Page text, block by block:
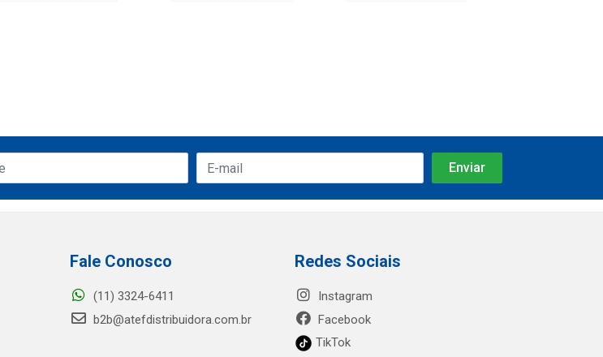
Fale Conosco
(11) 3324-6411
b2b@atefdistribuidora.com.br
Redes Sociais
Instagram
Facebook
TikTok